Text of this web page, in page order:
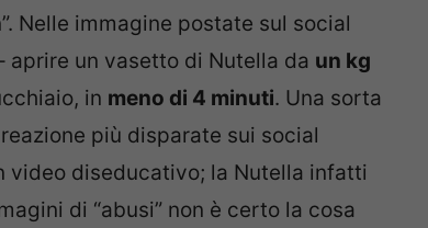
Nelle immagine postate sul social
aprire un vasetto di Nutella da un kg
in meno di 4 minuti. Una sorta
più disparate sui social
video diseducativo; la Nutella infatti
di “abusi” non è certo la cosa